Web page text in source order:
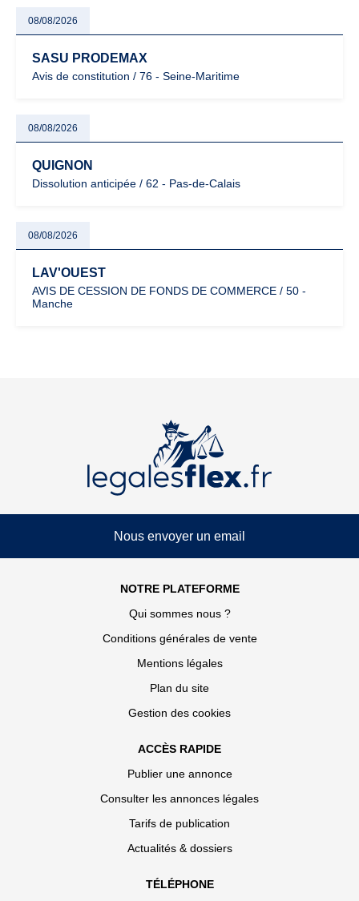
08/08/2026
SASU PRODEMAX
Avis de constitution / 76 - Seine-Maritime
08/08/2026
QUIGNON
Dissolution anticipée / 62 - Pas-de-Calais
08/08/2026
LAV'OUEST
AVIS DE CESSION DE FONDS DE COMMERCE / 50 -
Manche
Nous envoyer un email
NOTRE PLATEFORME
Qui sommes nous ?
Conditions générales de vente
Mentions légales
Plan du site
Gestion des cookies
ACCÈS RAPIDE
Publier une annonce
Consulter les annonces légales
Tarifs de publication
Actualités & dossiers
TÉLÉPHONE